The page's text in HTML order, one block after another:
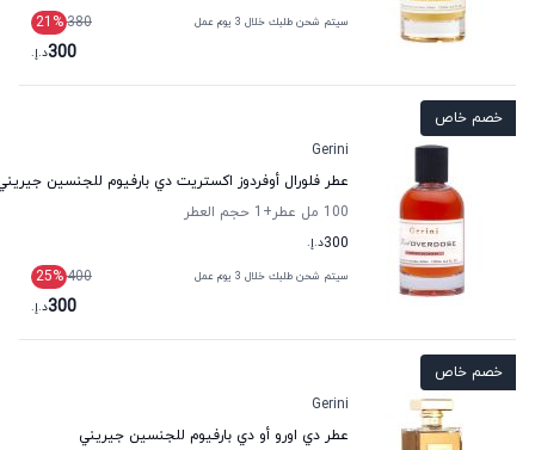
سيتم شحن طلبك خلال 3 يوم عمل 380
21 %
300د.إ.
خصم خاص
Gerini
عطر فلورال أوفردوز اكستريت دي بارفيوم للجنسين
100 مل عطر
+1
حجم العطر
300د.إ.
سيتم شحن طلبك خلال 3 يوم عمل 400
25%
300د.إ.
خصم خاص
Gerini
عطر دي اورو أو دي بارفيوم للجنسين جيريني